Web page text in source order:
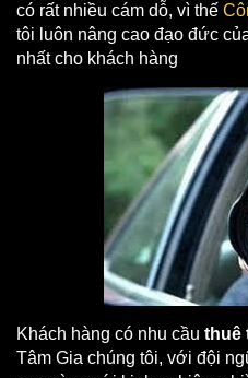
có rất nhiều cám dỗ, vì thế
tôi luôn nâng cao đạo đức
nhất cho khách hàng
Khách hàng có nhu cầu thuê
Tâm Gia chúng tôi, với đội